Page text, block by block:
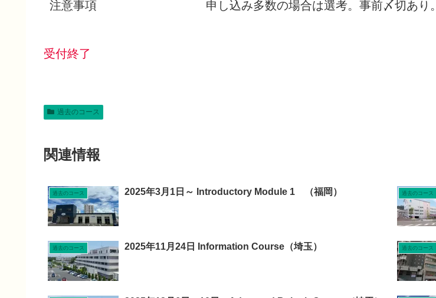
注意事項 申し込み多数の場合は選考。事前〆切あり。
受付終了
過去のコース
関連情報
過去のコース 2025年3月1日～ Introductory Module 1 （福岡） 過去のコース
過去のコース 2025年11月24日 Information Course（埼玉） 過去のコース